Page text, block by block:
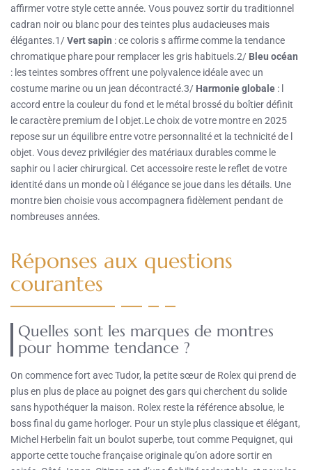
affirmer votre style cette année. Vous pouvez sortir du traditionnel
cadran noir ou blanc pour des teintes plus audacieuses mais
élégantes.1/Vert sapin : ce coloris s affirme comme la tendance
chromatique phare pour remplacer les gris habituels.2/ Bleu océan
: les teintes sombres offrent une polyvalence idéale avec un
costume marine ou un jean décontracté.3/ Harmonie globale : l
accord entre la couleur du fond et le métal brossé du boîtier définit
le caractère premium de l objet.Le choix de votre montre en 2025
repose sur un équilibre entre votre personnalité et la technicité de l
objet. Vous devez privilégier des matériaux durables comme le
saphir ou l acier chirurgical. Cet accessoire reste le reflet de votre
identité dans un monde où l élégance se joue dans les détails. Une
montre bien choisie vous accompagnera fidèlement pendant de
nombreuses années.
Réponses aux questions
courantes
Quelles sont les marques de montres
pour homme tendance ?
On commence fort avec Tudor, la petite sœur de Rolex qui prend de
plus en plus de place au poignet des gars qui cherchent du solide
sans hypothéquer la maison. Rolex reste la référence absolue, le
boss final du game horloger. Pour un style plus classique et élégant,
Michel Herbelin fait un boulot superbe, tout comme Pequignet, qui
apporte cette touche française originale qu’on adore sortir en